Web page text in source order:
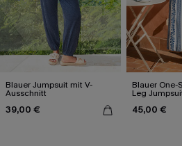
Blauer Jumpsuit mit V-
Ausschnitt
39,00 €
Blauer One-
Leg
45,00 €